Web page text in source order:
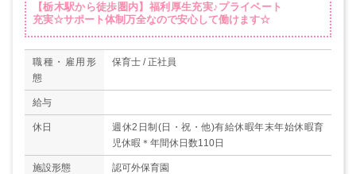
【栃木駅から徒歩圏内】福利厚生充実♪プライベート
充実☆サポート体制万全なので安心して働けます☆
職種・雇用形
態
保育士 / 正社員
給与
休日
週休2日制(日・祝・他)有給休暇年末年始休暇育
児休暇＊年間休日数110日
施設形態 認可外保育園